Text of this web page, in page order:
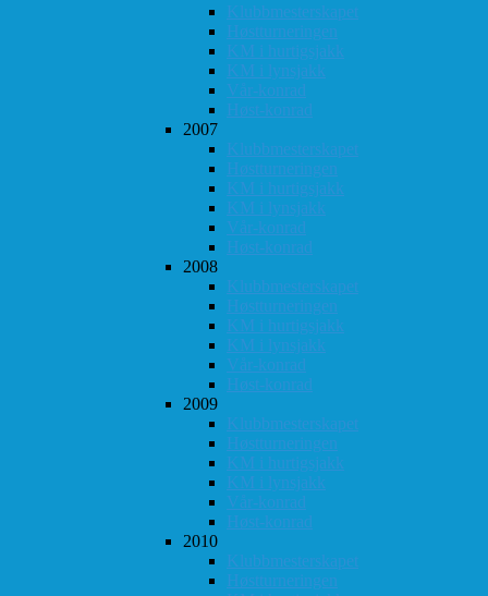
Klubbmesterskapet
Høstturneringen
KM i hurtigsjakk
KM i lynsjakk
Vår-konrad
Høst-konrad
2007
Klubbmesterskapet
Høstturneringen
KM i hurtigsjakk
KM i lynsjakk
Vår-konrad
Høst-konrad
2008
Klubbmesterskapet
Høstturneringen
KM i hurtigsjakk
KM i lynsjakk
Vår-konrad
Høst-konrad
2009
Klubbmesterskapet
Høstturneringen
KM i hurtigsjakk
KM i lynsjakk
Vår-konrad
Høst-konrad
2010
Klubbmesterskapet
Høstturneringen